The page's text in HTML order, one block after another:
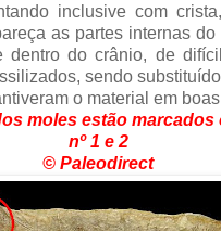
inclusive com
as partes internas
dentro do crânio, de
sendo
o material em
moles estão marcados
nº 1 e 2
© Paleodirect